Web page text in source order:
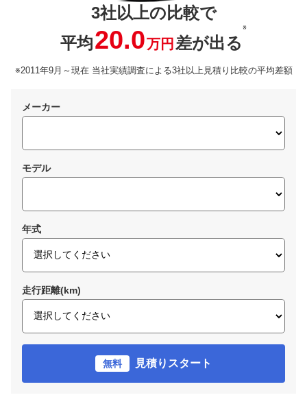
3社以上の比較で
平均20.0万円 差が出る
※
※2011年9月～現在 当社実績調査による3社以上見積り比較の平均差額
メーカー
モデル
年式
走行距離(km)
無料 見積りスタート